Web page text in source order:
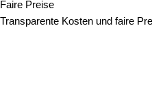
Faire Preise
Transparente Kosten und faire